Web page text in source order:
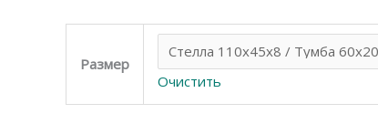
Размер
Очистить